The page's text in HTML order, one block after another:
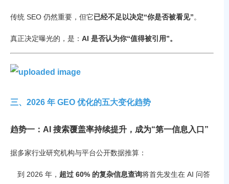
传统 SEO 仍然重要，但它已经不足以决定“你是否被看见”。
真正决定曝光的，是： AI 是否认为你“值得被引用”。
三、2026 年 GEO 优化的五大变化趋势
趋势一：AI 搜索覆盖率持续提升，成为“第一信息入口”
据多家行业研究机构与平台公开数据推算：
到 2026 年， 超过 60% 的复杂信息查询将首先发生在 AI 问答